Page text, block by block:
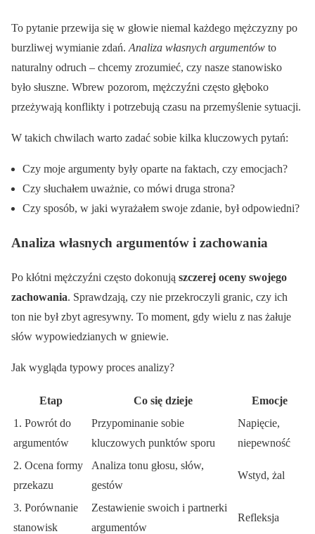
To pytanie przewija się w głowie niemal każdego mężczyzny po
burzliwej wymianie zdań.Analiza własnych argumentów to
naturalny odruch – chcemy zrozumieć, czy nasze stanowisko
było słuszne. Wbrew pozorom, mężczyźni często głęboko
przeżywają konflikty i potrzebują czasu na przemyślenie sytuacji.
W takich chwilach warto zadać sobie kilka kluczowych pytań:
Czy moje argumenty były oparte na faktach, czy emocjach?
Czy słuchałem uważnie, co mówi druga strona?
Czy sposób, w jaki wyrażałem swoje zdanie, był odpowiedni?
Analiza własnych argumentów i zachowania
Po kłótni mężczyźni często dokonują szczerej oceny swojego
zachowania. Sprawdzają, czy nie przekroczyli granic, czy ich
ton nie był zbyt agresywny. To moment, gdy wielu z nas żałuje
słów wypowiedzianych w gniewie.
Jak wygląda typowy proces analizy?
Etap Co się dzieje
Emocje
1. Powrót do
argumentów
Przypominanie sobie
kluczowych punktów sporu
Napięcie,
niepewność
2. Ocena formy
przekazu
Analiza tonu głosu, słów,
gestów
Wstyd, żal
3. Porównanie
stanowisk
Zestawienie swoich i partnerki
argumentów
Refleksja